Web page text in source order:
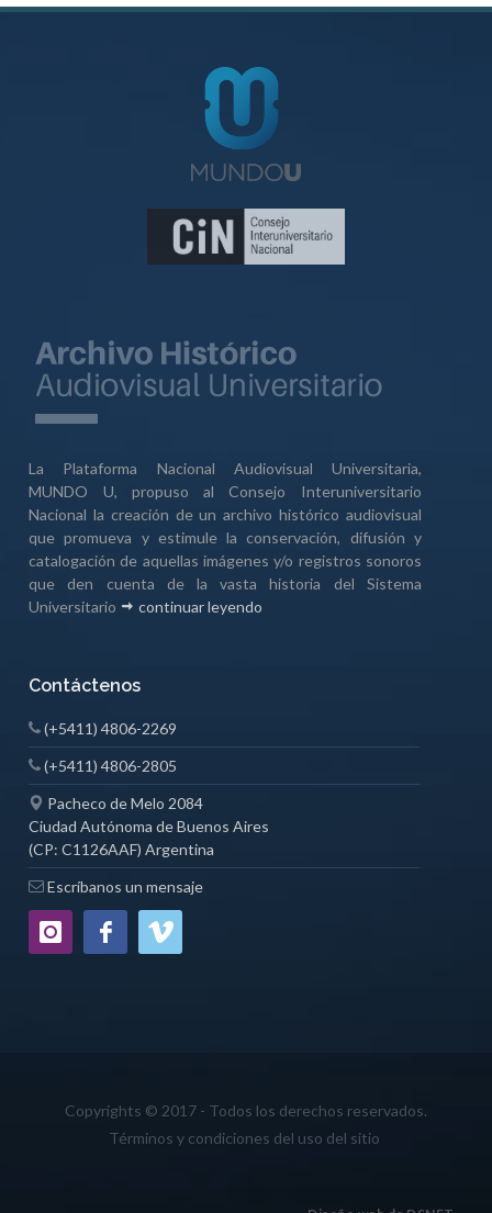
La Plataforma Nacional Audiovisual Universitaria,
MUNDO U, propuso al Consejo Interuniversitario
Nacional la creación de un archivo histórico audiovisual
que promueva y estimule la conservación, difusión y
catalogación de aquellas imágenes y/o registros sonoros
que den cuenta de la vasta historia del Sistema
Universitario
continuar leyendo
Contáctenos
(+5411) 4806-2269
(+5411) 4806-2805
Pacheco de Melo 2084
Ciudad Autónoma de Buenos Aires
(CP: C1126AAF) Argentina
Escríbanos un mensaje
Copyrights © 2017 - Todos los derechos reservados.
Términos y condiciones del uso del sitio